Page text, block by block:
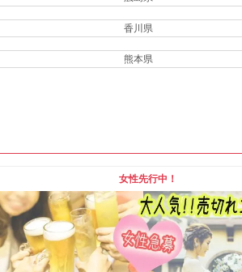
香川県
熊本県
女性先行中！